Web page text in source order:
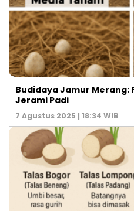
Budidaya Jamur Merang:
Jerami Padi
7 Agustus 2025 | 18:34 WIB